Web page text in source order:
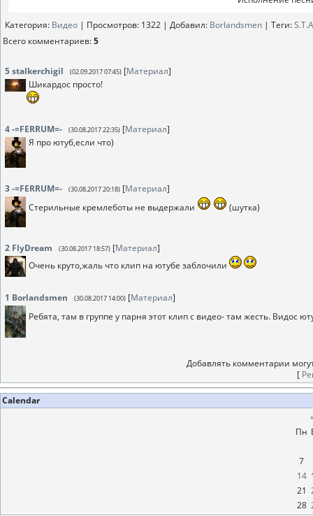
Категория: Видео | Просмотров: 1322 | Добавил: Borlandsmen | Теги:
Всего комментариев:5
5stalkerchigil (02.09.2017 07:45) [Материал]
Шикардос просто!
4-=FERRUM=- (30.08.2017 22:35) [Материал]
Я про ютуб,если что)
3-=FERRUM=- (30.08.2017 20:18) [Материал]
Стерильные кремлеботы не выдержали
(шутка)
2 FlyDream (30.08.2017 18:57) [Материал]
Очень круто,жаль что клип на ютубе заблочили
1 Borlandsmen (30.08.2017 14:00) [Материал]
Ребята, там в группе у парня этот клип с видео- там жесть. Видос
Добавлять комментарии
[
Calendar
Пн
7
14
21
28